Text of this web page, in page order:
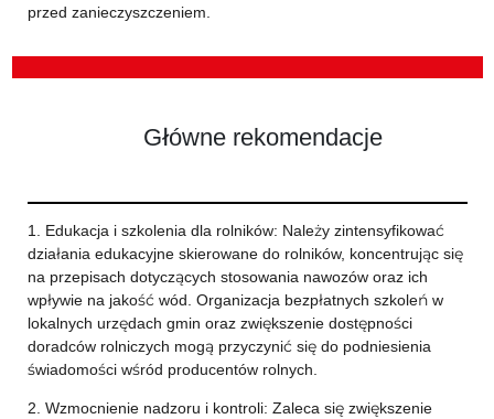
przed zanieczyszczeniem.
Główne rekomendacje
1. Edukacja i szkolenia dla rolników: Należy zintensyfikować
działania edukacyjne skierowane do rolników, koncentrując się
na przepisach dotyczących stosowania nawozów oraz ich
wpływie na jakość wód. Organizacja bezpłatnych szkoleń w
lokalnych urzędach gmin oraz zwiększenie dostępności
doradców rolniczych mogą przyczynić się do podniesienia
świadomości wśród producentów rolnych.
2. Wzmocnienie nadzoru i kontroli: Zaleca się zwiększenie